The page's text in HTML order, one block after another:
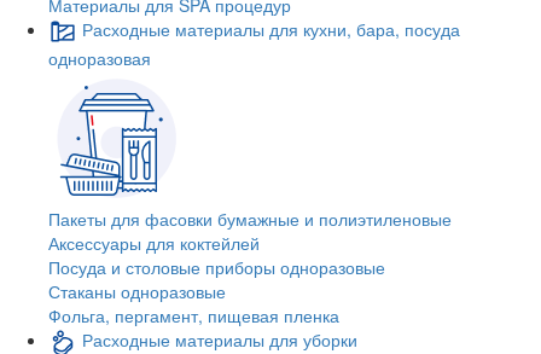
Материалы для SPA процедур
Расходные материалы для кухни, бара, посуда
одноразовая
Пакеты для фасовки бумажные и полиэтиленовые
Аксессуары для коктейлей
Посуда и столовые приборы одноразовые
Стаканы одноразовые
Фольга, пергамент, пищевая пленка
Расходные материалы для уборки